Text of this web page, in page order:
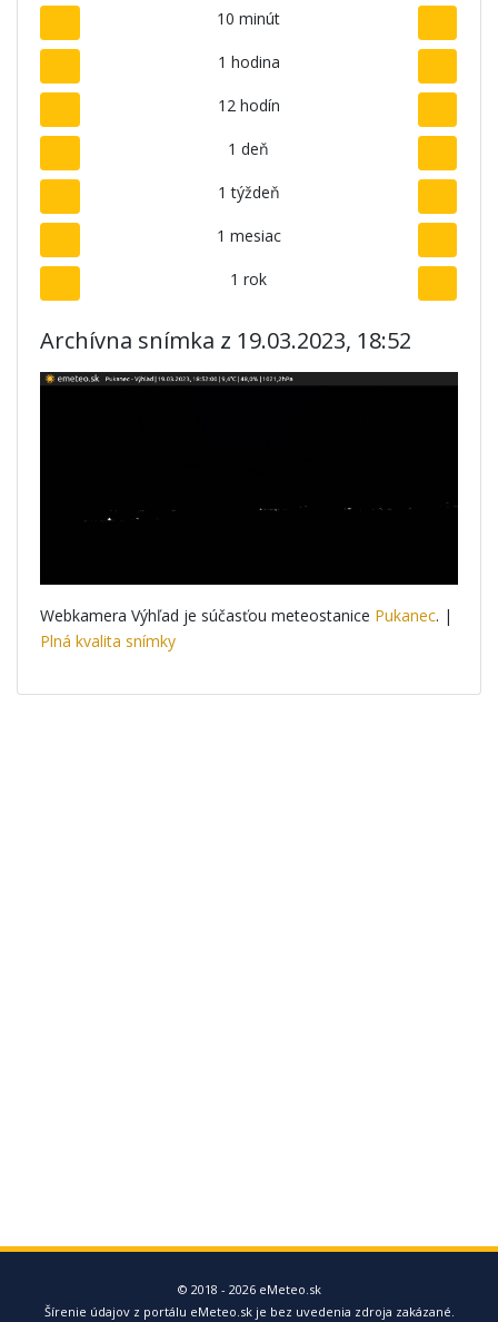
10 minút
1 hodina
12 hodín
1 deň
1 týždeň
1 mesiac
1 rok
Archívna snímka z 19.03.2023, 18:52
Webkamera Výhľad je súčasťou meteostanice Pukanec. |
Plná kvalita snímky
© 2018 - 2026 eMeteo.sk
Šírenie údajov z portálu eMeteo.sk je bez uvedenia zdroja zakázané.